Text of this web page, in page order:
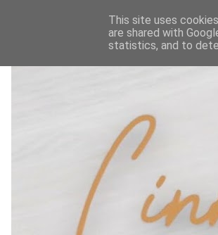
This site uses
are shared with
statistics, and to